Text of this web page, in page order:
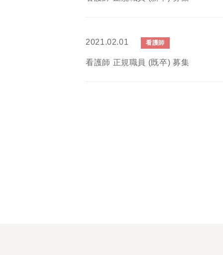
2021.02.01 看護師
看護師 正規職員 (既卒) 募集